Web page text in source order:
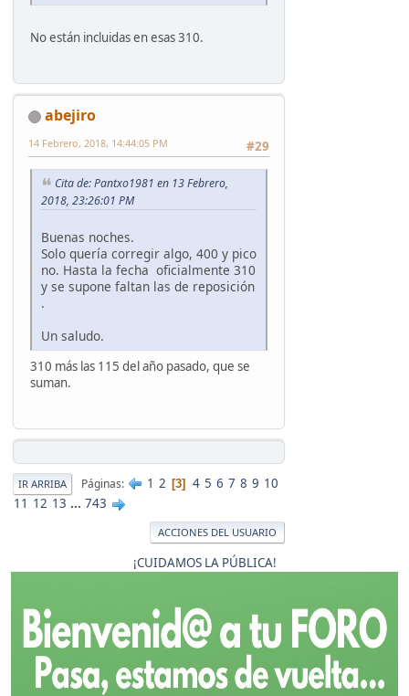
No están incluidas en esas 310.
abejiro
#29
14 Febrero, 2018, 14:44:05 PM
Cita de: Pantxo1981 en 13 Febrero,
2018, 23:26:01 PM
Buenas noches.
Solo quería corregir algo, 400 y pico
no. Hasta la fecha oficialmente 310
y se supone faltan las de reposición
.
Un saludo.
310 más las 115 del año pasado, que se
suman.
IR ARRIBA Páginas 1 2 3 4 5 6 7 8 9 10
11 12 13 ... 743
ACCIONES DEL USUARIO
¡CUIDAMOS LA PÚBLICA!